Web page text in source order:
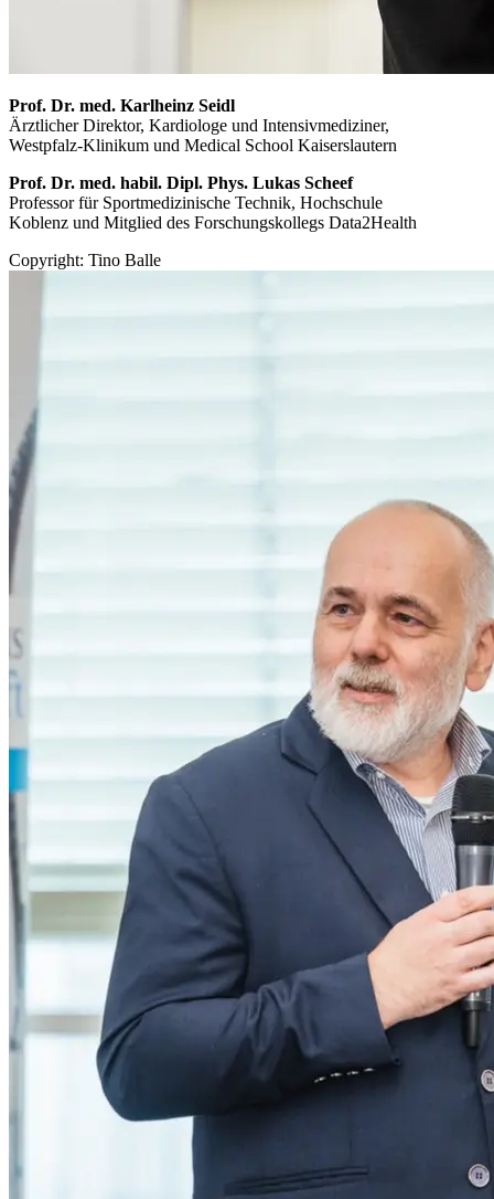
Prof. Dr. med. Karlheinz Seidl
Ärztlicher Direktor, Kardiologe und Intensivmediziner,
Westpfalz-Klinikum und Medical School Kaiserslautern
Prof. Dr. med. habil. Dipl. Phys. Lukas Scheef
Professor für Sportmedizinische Technik, Hochschule
Koblenz und Mitglied des Forschungskollegs Data2Health
Copyright: Tino Balle